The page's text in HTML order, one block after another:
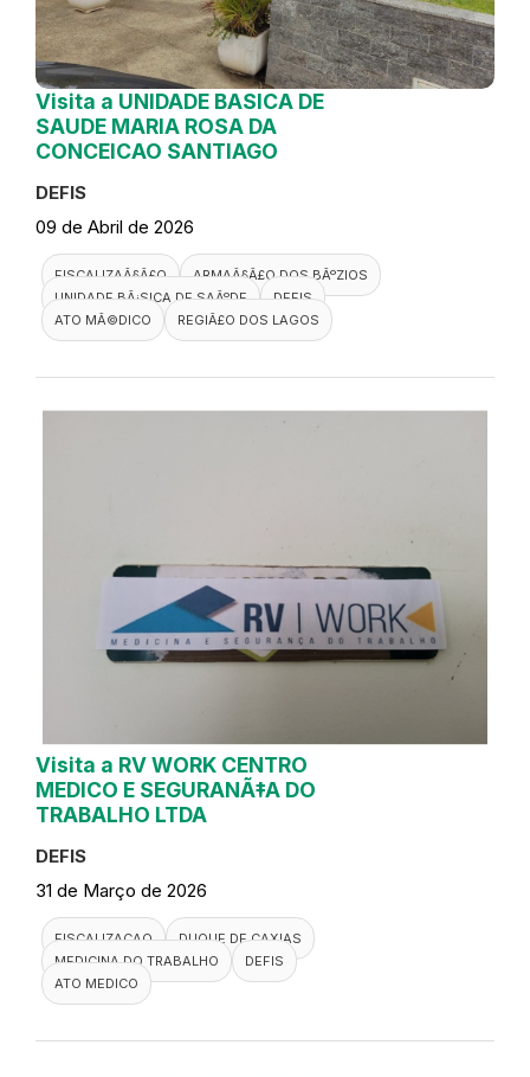
Visita a UNIDADE BASICA DE
SAUDE MARIA ROSA DA
CONCEICAO SANTIAGO
DEFIS
09 de Abril de 2026
FISCALIZAÃ§Ã£O
ARMAÃ§Ã£O DOS BÃºZIOS
UNIDADE BÃ¡SICA DE SAÃºDE
DEFIS
ATO MÃ©DICO
REGIÃ£O DOS LAGOS
Visita a RV WORK CENTRO
MEDICO E SEGURANÃ‡A DO
TRABALHO LTDA
DEFIS
31 de Março de 2026
FISCALIZACAO
DUQUE DE CAXIAS
MEDICINA DO TRABALHO
DEFIS
ATO MEDICO